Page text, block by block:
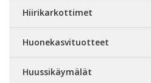
Hiirikarkottimet
Huonekasvituotteet
Huussikäymälät